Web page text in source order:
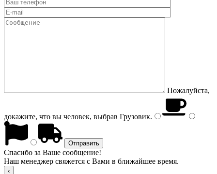
Пожалуйста,
докажите, что вы человек, выбрав Грузовик.
Спасибо за Ваше сообщение!
Наш менеджер свяжется с Вами в ближайшее время.